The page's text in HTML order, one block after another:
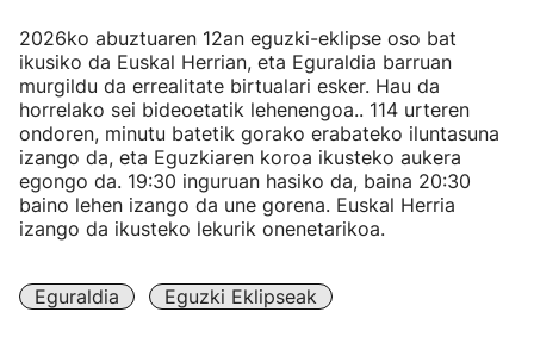
2026ko abuztuaren 12an eguzki-eklipse oso bat
ikusiko da Euskal Herrian, eta Eguraldia barruan
murgildu da errealitate birtualari esker. Hau da
horrelako sei bideoetatik lehenengoa.. 114 urteren
ondoren, minutu batetik gorako erabateko iluntasuna
izango da, eta Eguzkiaren koroa ikusteko aukera
egongo da. 19:30 inguruan hasiko da, baina 20:30
baino lehen izango da une gorena. Euskal Herria
izango da ikusteko lekurik onenetarikoa.
Eguraldia Eguzki Eklipseak